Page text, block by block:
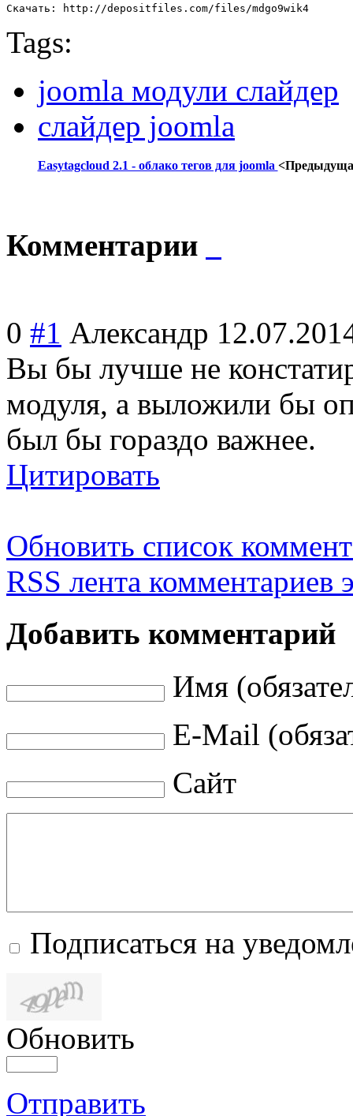
Скачать: http://depositfiles.com/files/mdgo9wik4
Tags:
joomla модули слайдер
слайдер joomla
Easytagcloud 2.1 - облако тегов для joomla
Комментарии
0 #1 Александр
Вы бы лучше не
модуля, а выложили бы
был бы гораздо важнее.
Цитировать
Обновить список
RSS лента комментариев
Добавить комментарий
Имя
E-Mail
Сайт
Подписаться на
Обновить
Отправить